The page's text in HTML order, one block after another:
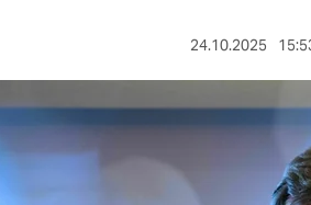
nord
wahrheit
24.10.2025